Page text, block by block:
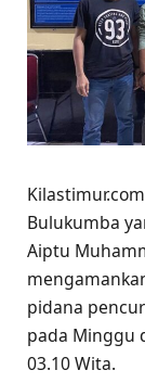
Bulukumba
Aiptu
pidana
pada Minggu
03.10 Wita.